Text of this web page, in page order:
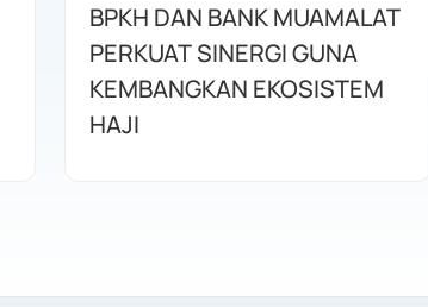
BPKH DAN BANK MUAMALAT
PERKUAT SINERGI GUNA
KEMBANGKAN EKOSISTEM
HAJI